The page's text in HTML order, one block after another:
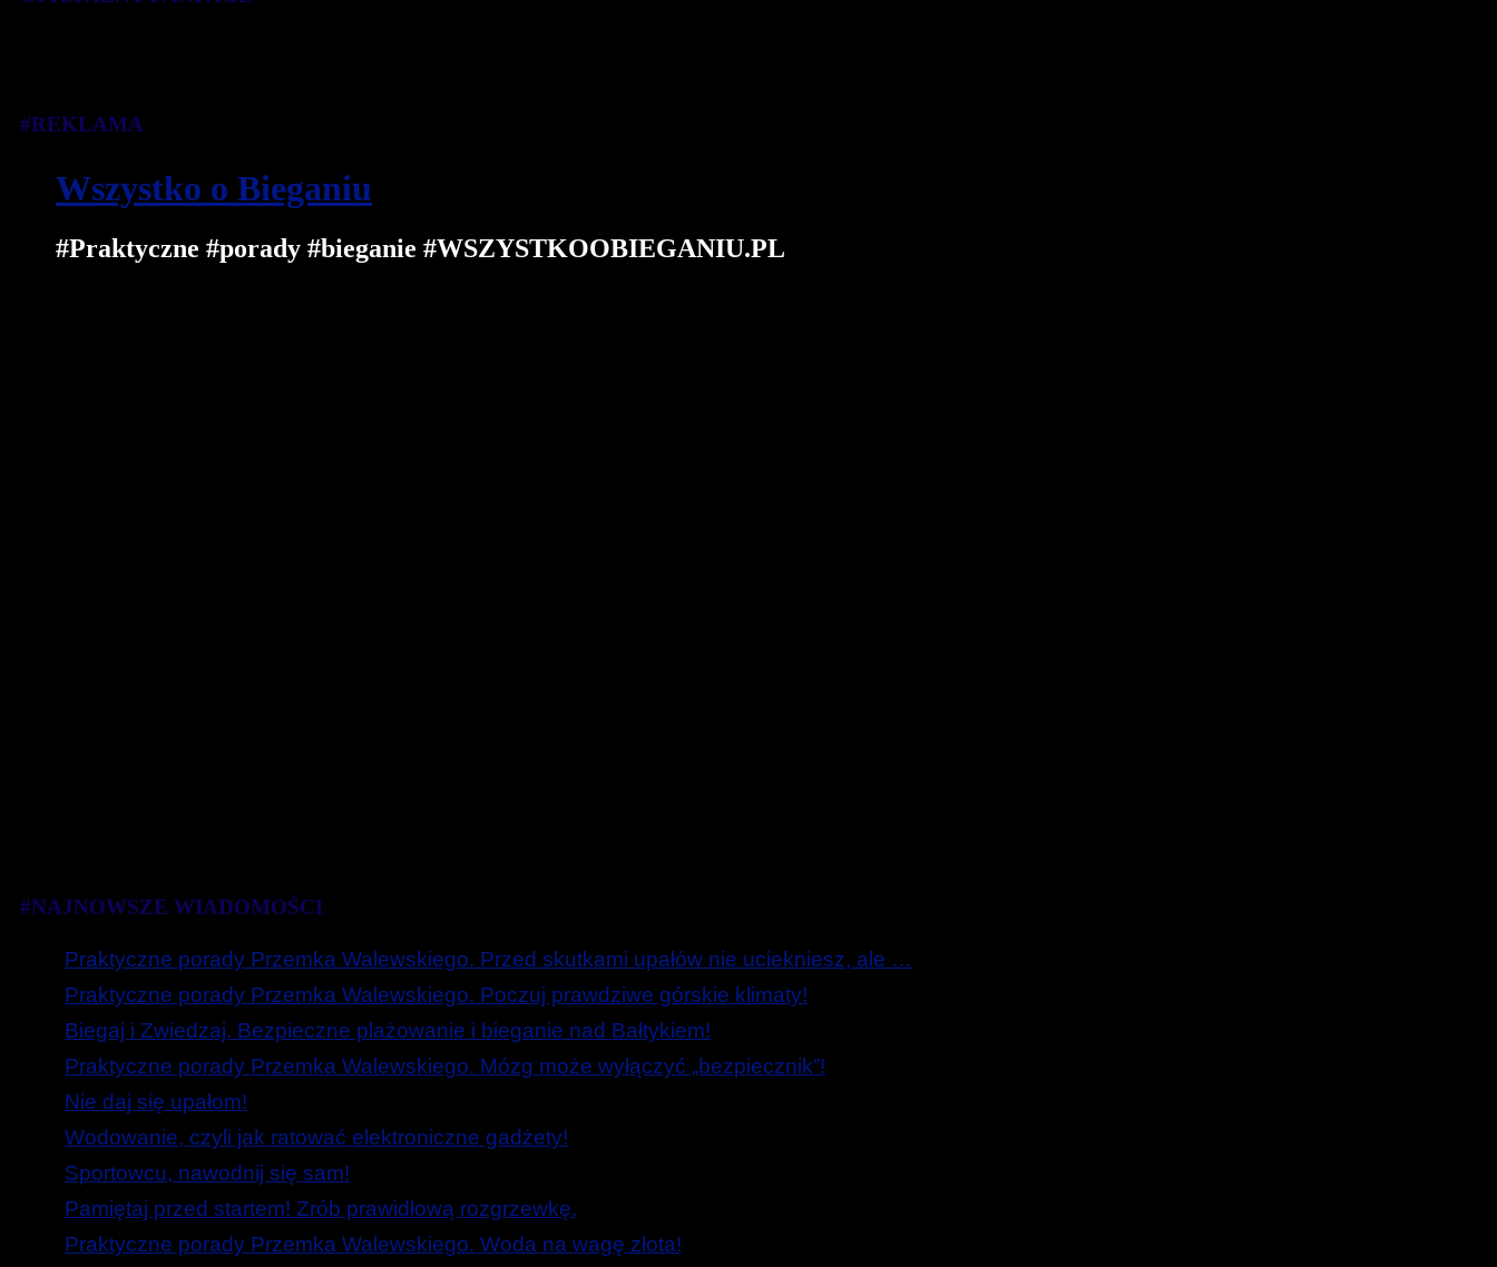
Wszystko o Bieganiu
#Praktyczne #porady #bieganie #WSZYSTKOOBIEGANIU.PL
#REKLAMA
#NAJNOWSZE WIADOMOŚCI
Praktyczne porady Przemka Walewskiego. Przed skutkami upałów nie uciekniesz, ale …
Praktyczne porady Przemka Walewskiego. Poczuj prawdziwe górskie klimaty!
Biegaj i Zwiedzaj. Bezpieczne plażowanie i bieganie nad Bałtykiem!
Praktyczne porady Przemka Walewskiego. Mózg może wyłączyć „bezpiecznik”!
Nie daj się upałom!
Wodowanie, czyli jak ratować elektroniczne gadżety!
Sportowcu, nawodnij się sam!
Pamiętaj przed startem! Zrób prawidłową rozgrzewkę.
Praktyczne porady Przemka Walewskiego. Woda na wagę złota!